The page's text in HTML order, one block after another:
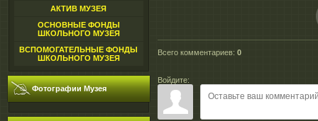
АКТИВ МУЗЕЯ
ОСНОВНЫЕ ФОНДЫ
ШКОЛЬНОГО МУЗЕЯ
ВСПОМОГАТЕЛЬНЫЕ ФОНДЫ
ШКОЛЬНОГО МУЗЕЯ
Фотографии Музея
Всего комментариев: 0
Войдите: